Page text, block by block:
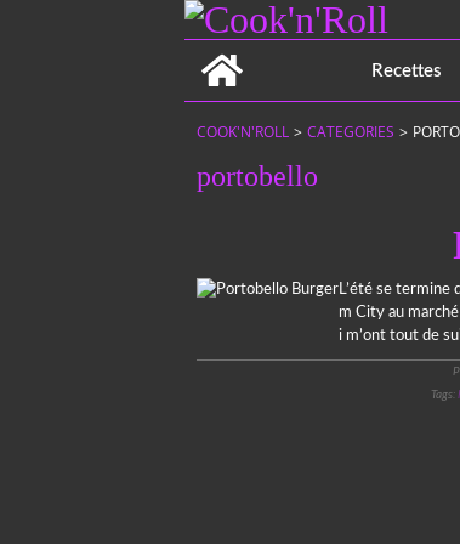
Recettes
COOK'N'ROLL > CATEGORIES >
portobello
L’été se termine
m City au
i m’ont tout de
Tags: